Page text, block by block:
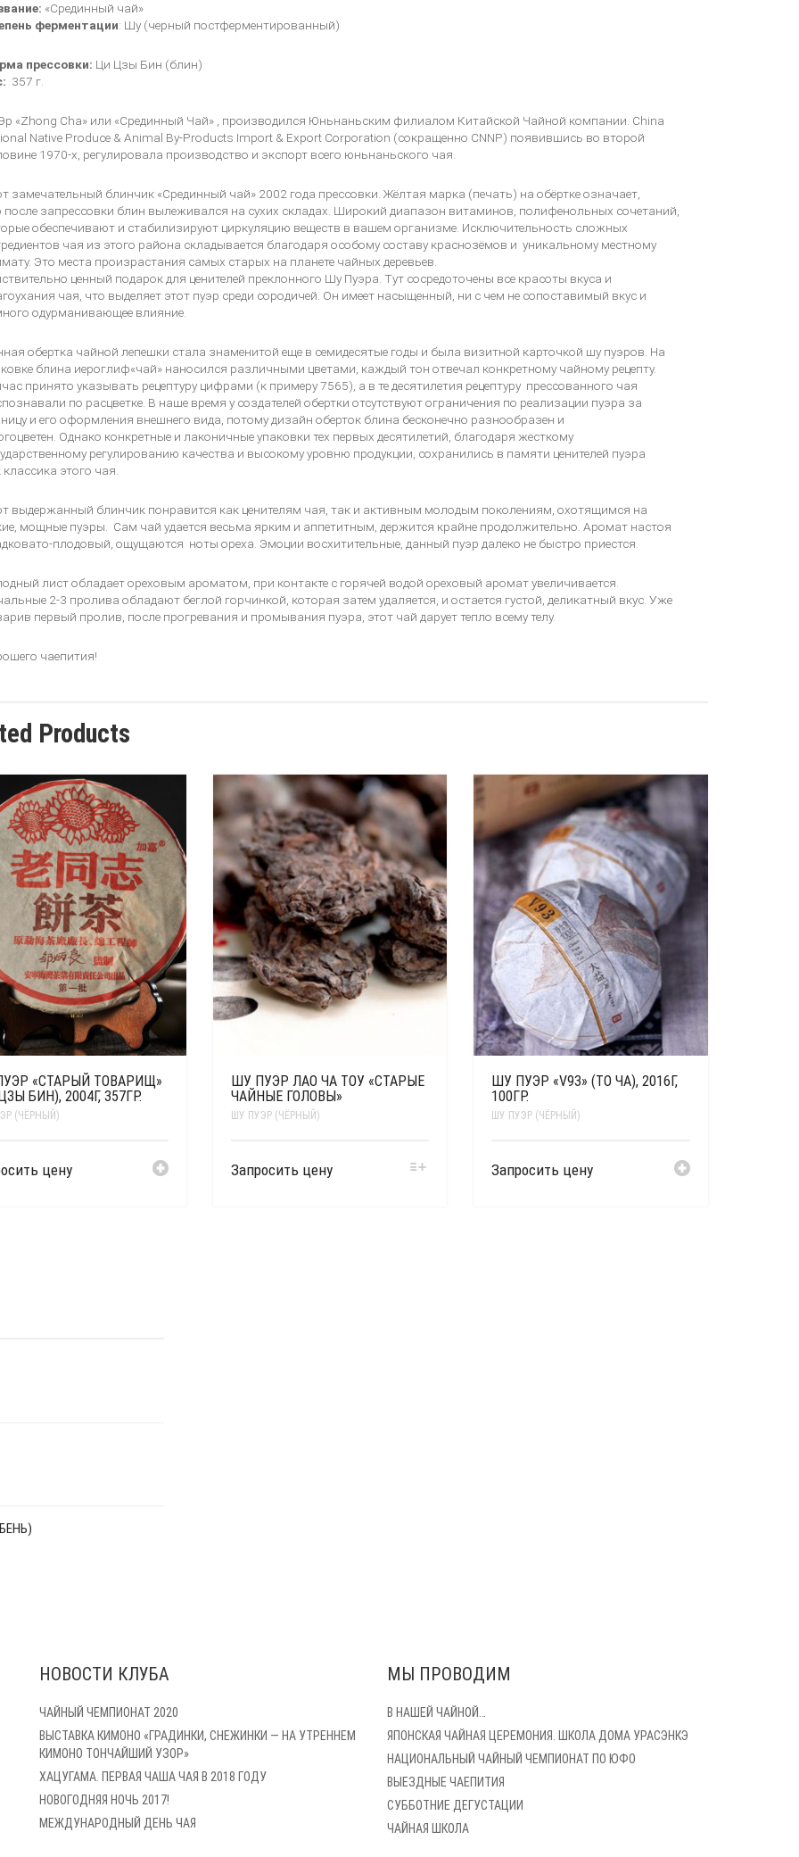
«Срединный чай»
ферментации: Шу (черный постферментированный)
прессовки: Ци Цзы Бин (блин)
357 г.
«Zhong Cha» или «Срединный Чай» , производился Юньнаньским филиалом Китайской Чайной компании. China
Native Produce & Animal By-Products Import & Export Corporation (сокращенно CNNP) появившись во второй
1970-х, регулировала производство и экспорт всего юньнаньского чая.
замечательный блинчик «Срединный чай» 2002 года прессовки. Жёлтая марка (печать) на обёртке означает,
после запрессовки блин вылеживался на сухих складах. Широкий диапазон витаминов, полифенольных сочетаний,
обеспечивают и стабилизируют циркуляцию веществ в вашем организме. Исключительность сложных
чая из этого района складывается благодаря особому составу краснозёмов и уникальному местному
Это места произрастания самых старых на планете чайных деревьев.
ценный подарок для ценителей преклонного Шу Пуэра. Тут сосредоточены все красоты вкуса и
чая, что выделяет этот пуэр среди сородичей. Он имеет насыщенный, ни с чем не сопоставимый вкус и
одурманивающее влияние.
обертка чайной лепешки стала знаменитой еще в семидесятые годы и была визитной карточкой шу пуэров. На
блина иероглиф«чай» наносился различными цветами, каждый тон отвечал конкретному чайному рецепту.
принято указывать рецептуру цифрами (к примеру 7565), а в те десятилетия рецептуру прессованного чая
по расцветке. В наше время у создателей обертки отсутствуют ограничения по реализации пуэра за
и его оформления внешнего вида, потому дизайн оберток блина бесконечно разнообразен и
Однако конкретные и лаконичные упаковки тех первых десятилетий, благодаря жесткому
регулированию качества и высокому уровню продукции, сохранились в памяти ценителей пуэра
классика этого чая.
выдержанный блинчик понравится как ценителям чая, так и активным молодым поколениям, охотящимся на
мощные пуэры. Сам чай удается весьма ярким и аппетитным, держится крайне продолжительно. Аромат настоя
плодовый, ощущаются ноты ореха. Эмоции восхитительные, данный пуэр далеко не быстро приестся.
лист обладает ореховым ароматом, при контакте с горячей водой ореховый аромат увеличивается.
2-3 пролива обладают беглой горчинкой, которая затем удаляется, и остается густой, деликатный вкус. Уже
первый пролив, после прогревания и промывания пуэра, этот чай дарует тепло всему телу.
чаепития!
Products
«СТАРЫЙ ТОВАРИЩ»
БИН), 2004Г, 357ГР.
(ЧЁРНЫЙ)
цену
ШУ ПУЭР ЛАО ЧА ТОУ «СТАРЫЕ
ЧАЙНЫЕ ГОЛОВЫ»
ШУ ПУЭР (ЧЁРНЫЙ)
Запросить цену
ШУ ПУЭР «V93» (ТО ЧА), 2016Г,
100ГР.
ШУ ПУЭР (ЧЁРНЫЙ)
Запросить цену
НОВОСТИ КЛУБА
ЧАЙНЫЙ ЧЕМПИОНАТ 2020
ВЫСТАВКА КИМОНО «ГРАДИНКИ, СНЕЖИНКИ — НА УТРЕННЕМ
КИМОНО ТОНЧАЙШИЙ УЗОР»
ХАЦУГАМА. ПЕРВАЯ ЧАША ЧАЯ В 2018 ГОДУ
НОВОГОДНЯЯ НОЧЬ 2017!
МЕЖДУНАРОДНЫЙ ДЕНЬ ЧАЯ
МЫ ПРОВОДИМ
В НАШЕЙ ЧАЙНОЙ…
ЯПОНСКАЯ ЧАЙНАЯ ЦЕРЕМОНИЯ. ШКОЛА ДОМА УРАСЭНКЭ
НАЦИОНАЛЬНЫЙ ЧАЙНЫЙ ЧЕМПИОНАТ ПО ЮФО
ВЫЕЗДНЫЕ ЧАЕПИТИЯ
СУББОТНИЕ ДЕГУСТАЦИИ
ЧАЙНАЯ ШКОЛА